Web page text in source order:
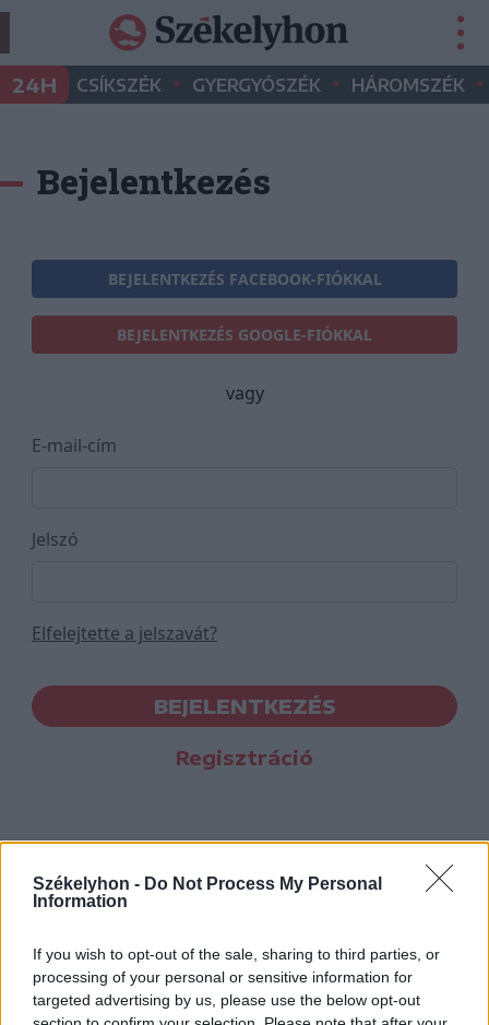
Székelyhon - Do Not Process My Personal
Information
If you wish to opt-out of the sale, sharing to third parties, or
processing of your personal or sensitive information for
targeted advertising by us, please use the below opt-out
24H CSÍKSZÉK • GYERGYÓSZÉK • HÁROMSZÉK •
Bejelentkezés
BEJELENTKEZÉS FACEBOOK-FIÓKKAL
BEJELENTKEZÉS GOOGLE-FIÓKKAL
vagy
E-mail-cím
Jelszó
Elfelejtette a jelszavát?
BEJELENTKEZÉS
Regisztráció